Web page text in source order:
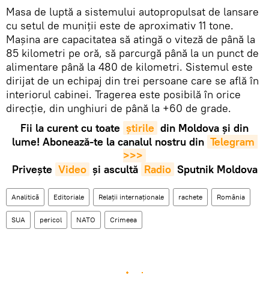
Masa de luptă a sistemului autopropulsat de lansare
cu setul de muniții este de aproximativ 11 tone.
Mașina are capacitatea să atingă o viteză de până la
85 kilometri pe oră, să parcurgă până la un punct de
alimentare până la 480 de kilometri. Sistemul este
dirijat de un echipaj din trei persoane care se află în
interiorul cabinei. Tragerea este posibilă în orice
direcție, din unghiuri de până la +60 de grade.
Fii la curent cu toate știrile din Moldova și din
lume! Abonează-te la canalul nostru din Telegram
>>>
Privește Video și ascultă Radio Sputnik Moldova
Analitică Editoriale Relații internaționale rachete România
SUA pericol NATO Crimeea